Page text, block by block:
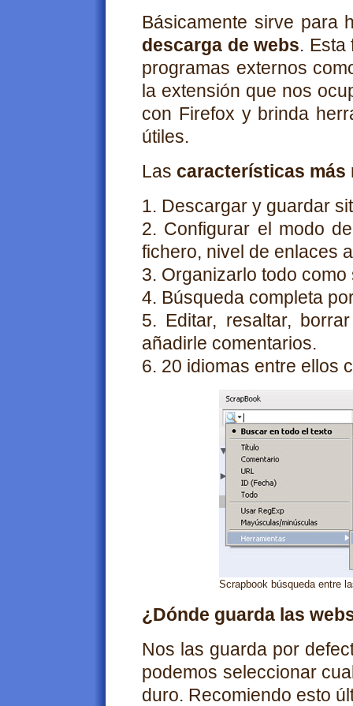
Básicamente sirve para
descarga de webs. Esta
programas externos
la extensión que nos
con Firefox y brinda
útiles.
Las características más
1. Descargar y guardar
2. Configurar el modo
fichero, nivel de enlaces
3. Organizarlo todo
4. Búsqueda completa
5. Editar, resaltar,
añadirle comentarios.
6. 20 idiomas entre ellos
Scrapbook búsqueda entre
¿Dónde guarda las
Nos las guarda por
podemos seleccionar
duro. Recomiendo esto